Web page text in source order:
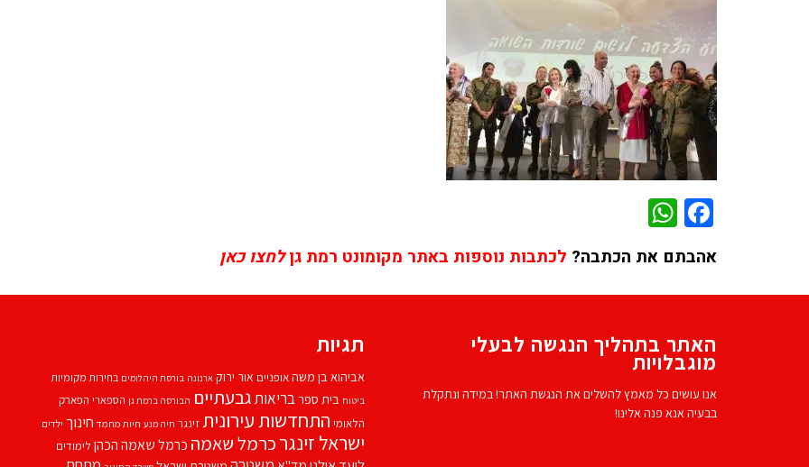
Facebook
אהבתם את הכתבה? לכתבות נוספות באתר מקומונט רמת גןלחצו כאן
האתר בתהליך הנגשה לבעלי
מוגבלויות
אנו עושים כל מאמץ להשלים את הנגשת האתר! במידה ונתקלת
בבעיה אנא פנה אלינו!
תגיות
אביהוא בן משהאופניים אור ירוק ארנונה בורסת היהלומים בחירות מקומיות
ביטוח בית ספרבריאותגבעתיים הבורסה ברמת גן הספארי הפארק
הלאומי התחדשות עירוניתזינגר חיה מנע חיות מחמד חינוך ילדים
ישראל זינגרכרמל שאמה כרמל שאמה הכהן לימודים